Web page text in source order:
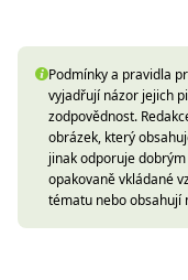
Podmínky a pravidla
vyjadřují názor jejich
zodpovědnost.
obrázek, který
jinak odporuje
opakovaně vkládané
tématu nebo obsahují